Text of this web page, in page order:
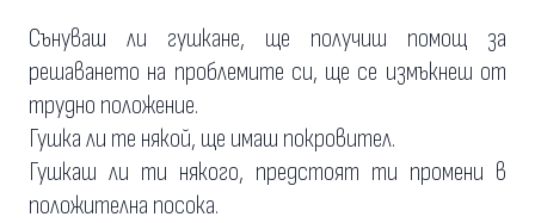
Сънуваш ли гушкане, ще получиш помощ за
решаването на проблемите си, ще се измъкнеш от
трудно положение.
Гушка ли те някой, ще имаш покровител.
Гушкаш ли ти някого, предстоят ти промени в
положителна посока.